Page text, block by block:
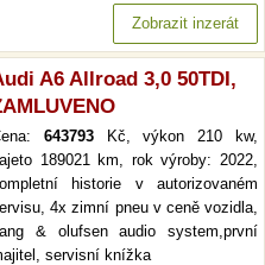
Zobrazit inzerát
A6 Allroad 3,0 50TDI,
643793Kč, výkon 210 kw,
189021 km, rok výroby: 2022,
historie v autorizovaném
4x zimní pneu v ceně vozidla,
& olufsen audio system,první
servisní knížka